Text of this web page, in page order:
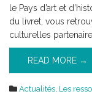
le Pays d’art et
du livret, vous
culturelles
READ MORE →
Actualités, Les